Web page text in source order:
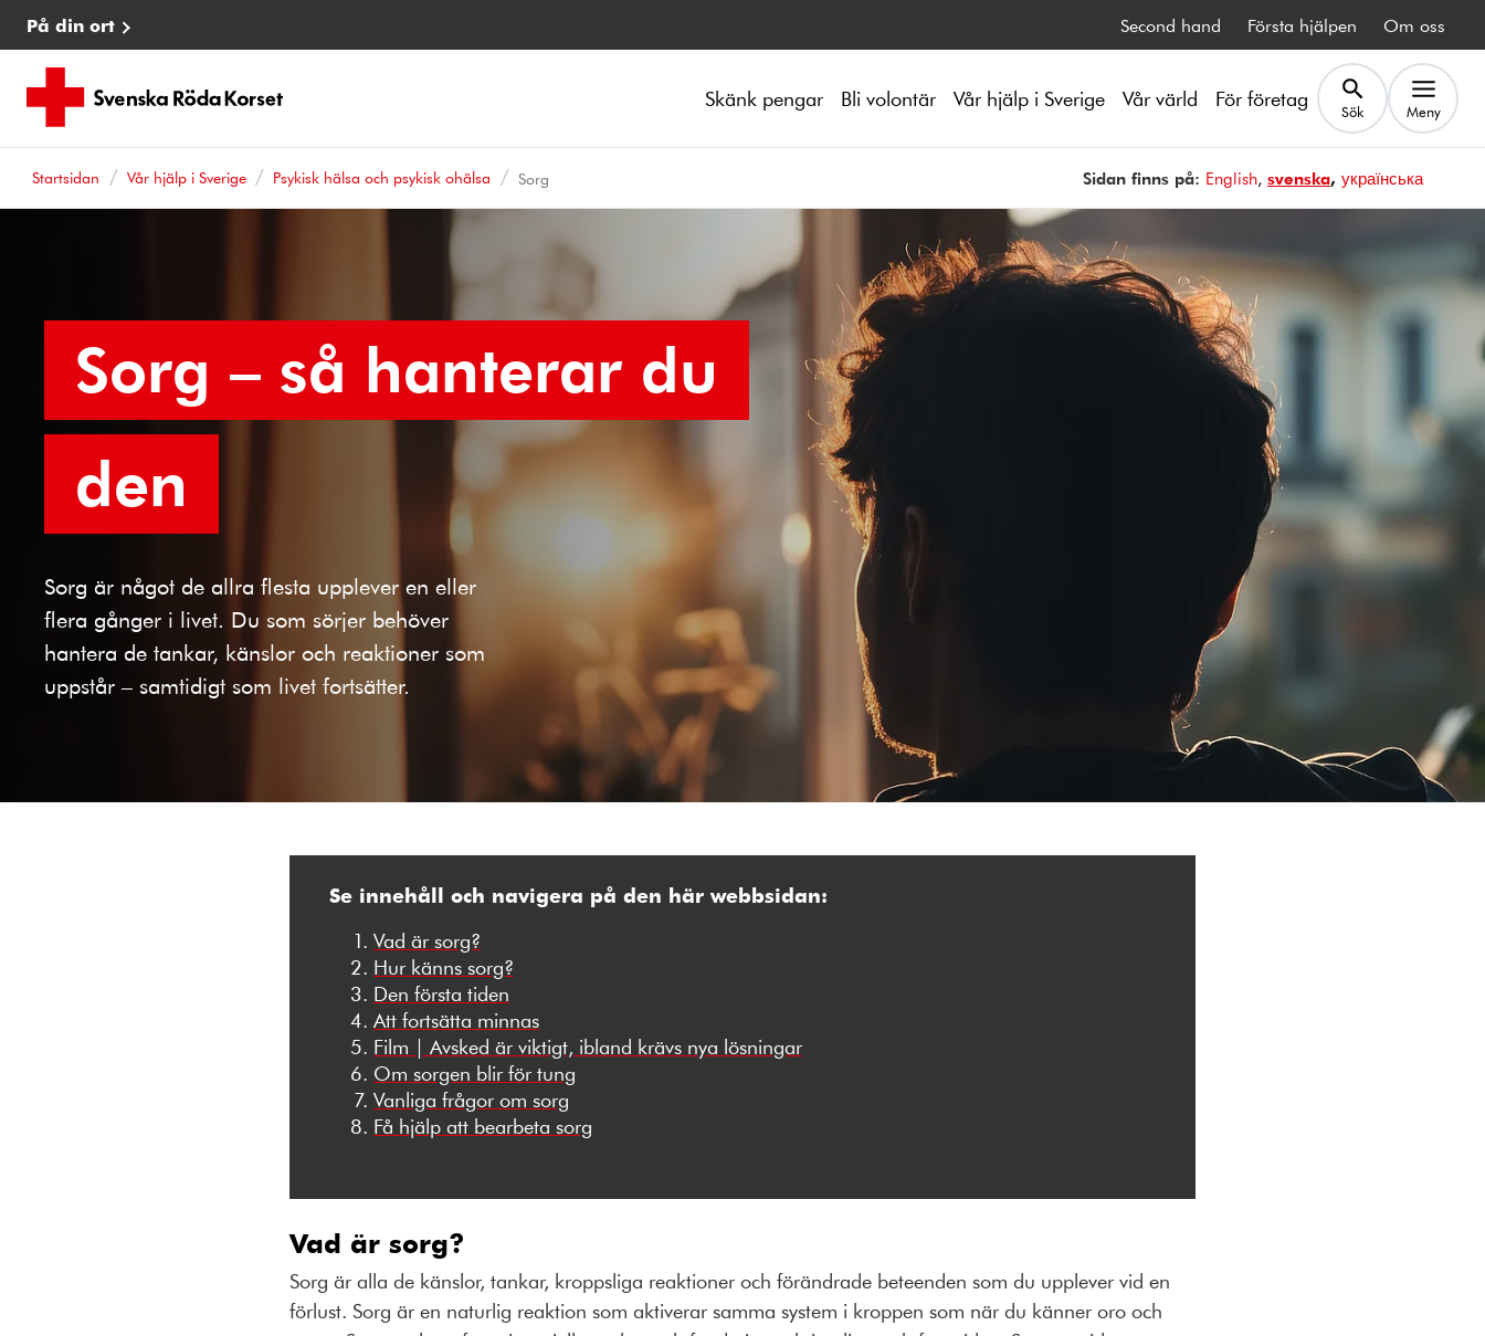
På din ort Second hand Första hjälpen Om oss
Skänk pengar Bli volontär Vår hjälp i Sverige Vår värld För företag Sök Meny
Startsidan Vår hjälp i Sverige Psykisk hälsa och psykisk ohälsa Sorg Sidan finns på: Page is available in
English Sidan finns på
svenska Page is available in
українська
Sorg – så hanterar du
den
Sorg är något de allra flesta upplever en eller
flera gånger i livet. Du som sörjer behöver
hantera de tankar, känslor och reaktioner som
uppstår – samtidigt som livet fortsätter.
Se innehåll och navigera på den här webbsidan:
Vad är sorg?
Hur känns sorg?
Den första tiden
Att fortsätta minnas
Film | Avsked är viktigt, ibland krävs nya lösningar
Om sorgen blir för tung
Vanliga frågor om sorg
Få hjälp att bearbeta sorg
Vad är sorg?
Sorg är alla de känslor, tankar, kroppsliga reaktioner och förändrade beteenden som du upplever vid en
förlust. Sorg är en naturlig reaktion som aktiverar samma system i kroppen som när du känner oro och